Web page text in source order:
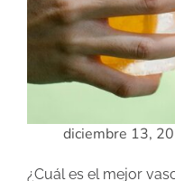
diciembre 13,
¿Cuál es el mejor